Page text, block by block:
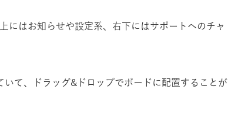
にはお知らせや設定系、右下にはサポートへのチャ
て、ドラッグ&ドロップでボードに配置することが